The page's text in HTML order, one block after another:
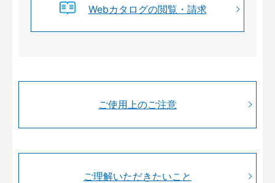
Webカタログの閲覧・請求
ご使用上のご注意
ご理解いただきたいこと